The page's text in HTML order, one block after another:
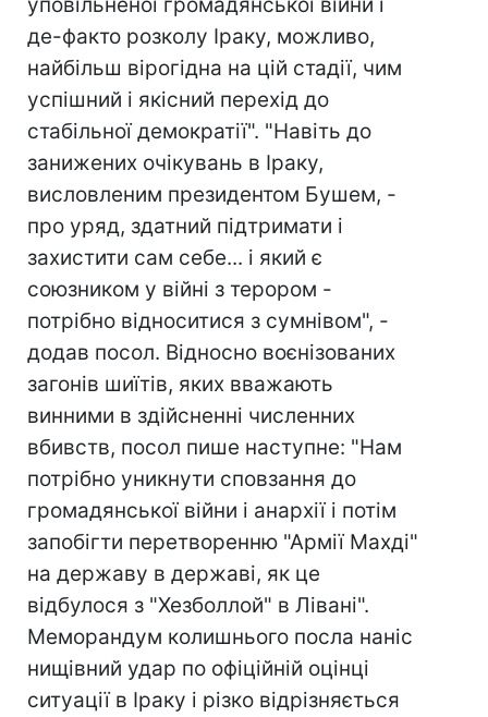
де-факто розколу Іраку, можливо,
найбільш вірогідна на цій стадії, чим
успішний і якісний перехід до
стабільної демократії". "Навіть до
занижених очікувань в Іраку,
висловленим президентом Бушем, -
про уряд, здатний підтримати і
захистити сам себе... і який є
союзником у війні з терором -
потрібно відноситися з сумнівом", -
додав посол. Відносно воєнізованих
загонів шиїтів, яких вважають
винними в здійсненні численних
вбивств, посол пише наступне: "Нам
потрібно уникнути сповзання до
громадянської війни і анархії і потім
запобігти перетворенню "Армії Махді"
на державу в державі, як це
відбулося з "Хезболлой" в Лівані".
Меморандум колишнього посла наніс
нищівний удар по офіційній оцінці
ситуації в Іраку і різко відрізняється